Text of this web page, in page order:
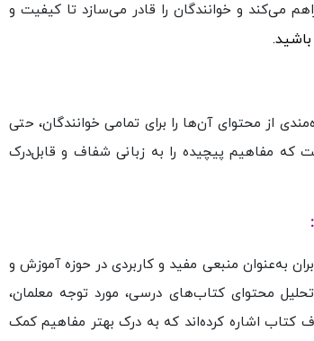
می‌کند و خوانندگان را قادر می‌سازد تا کیفیت و
باشید.
از محتوای آن‌ها را برای تمامی خوانندگان، حتی
که مفاهیم پیچیده را به زبانی شفاف و قابل‌درک
به‌عنوان منبعی مفید و کاربردی در حوزه آموزش و
محتوای کتاب‌های درسی، مورد توجه معلمان،
کتاب اشاره کرده‌اند که به درک بهتر مفاهیم کمک